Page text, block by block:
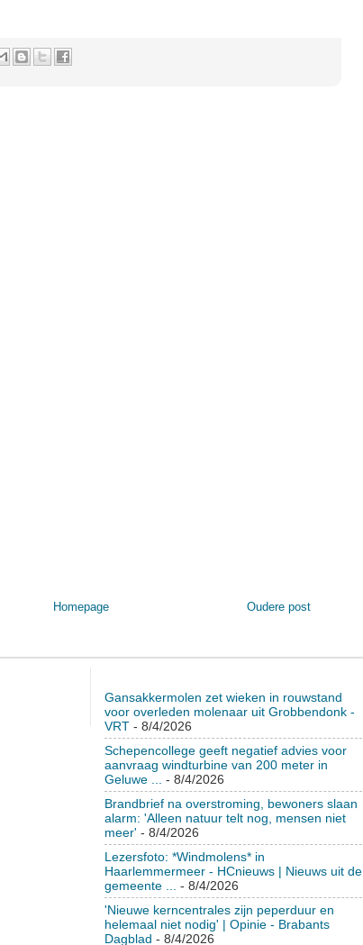
Oudere post
Homepage
Gansakkermolen zet wieken in rouwstand
voor overleden molenaar uit Grobbendonk -
VRT- 8/4/2026
Schepencollege geeft negatief advies voor
aanvraag windturbine van 200 meter in
Geluwe ...
- 8/4/2026
Brandbrief na overstroming, bewoners slaan
alarm: 'Alleen natuur telt nog, mensen niet
meer' - 8/4/2026
Lezersfoto: *Windmolens* in
Haarlemmermeer - HCnieuws | Nieuws uit de
gemeente ...
- 8/4/2026
'Nieuwe kerncentrales zijn peperduur en
helemaal niet nodig' | Opinie - Brabants
Dagblad - 8/4/2026